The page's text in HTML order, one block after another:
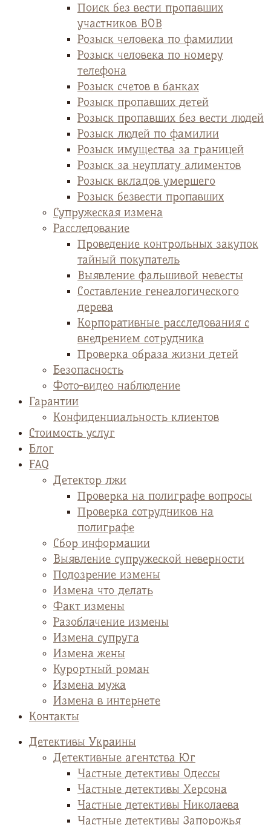
Поиск без вести пропавших
участников ВОВ
Розыск человека по фамилии
Розыск человека по номеру
телефона
Розыск счетов в банках
Розыск пропавших детей
Розыск пропавших без вести людей
Розыск людей по фамилии
Розыск имущества за границей
Розыск за неуплату алиментов
Розыск вкладов умершего
Розыск безвести пропавших
Супружеская измена
Расследование
Проведение контрольных закупок
тайный покупатель
Выявление фальшивой невесты
Cоставление генеалогического
дерева
Корпоративные расследования с
внедрением сотрудника
Проверка образа жизни детей
Безопасность
Фото-видео наблюдение
Гарантии
Конфиденциальность клиентов
Стоимость услуг
Блог
FAQ
Детектор лжи
Проверка на полиграфе вопросы
Проверка сотрудников на
полиграфе
Сбор информации
Выявление супружеской неверности
Подозрение измены
Измена что делать
Факт измены
Разоблачение измены
Измена супруга
Измена жены
Курортный роман
Измена мужа
Измена в интернете
Контакты
Детективы Украины
Детективные агентства Юг
Частные детективы Одессы
Частные детективы Херсона
Частные детективы Николаева
Частные детективы Запорожья